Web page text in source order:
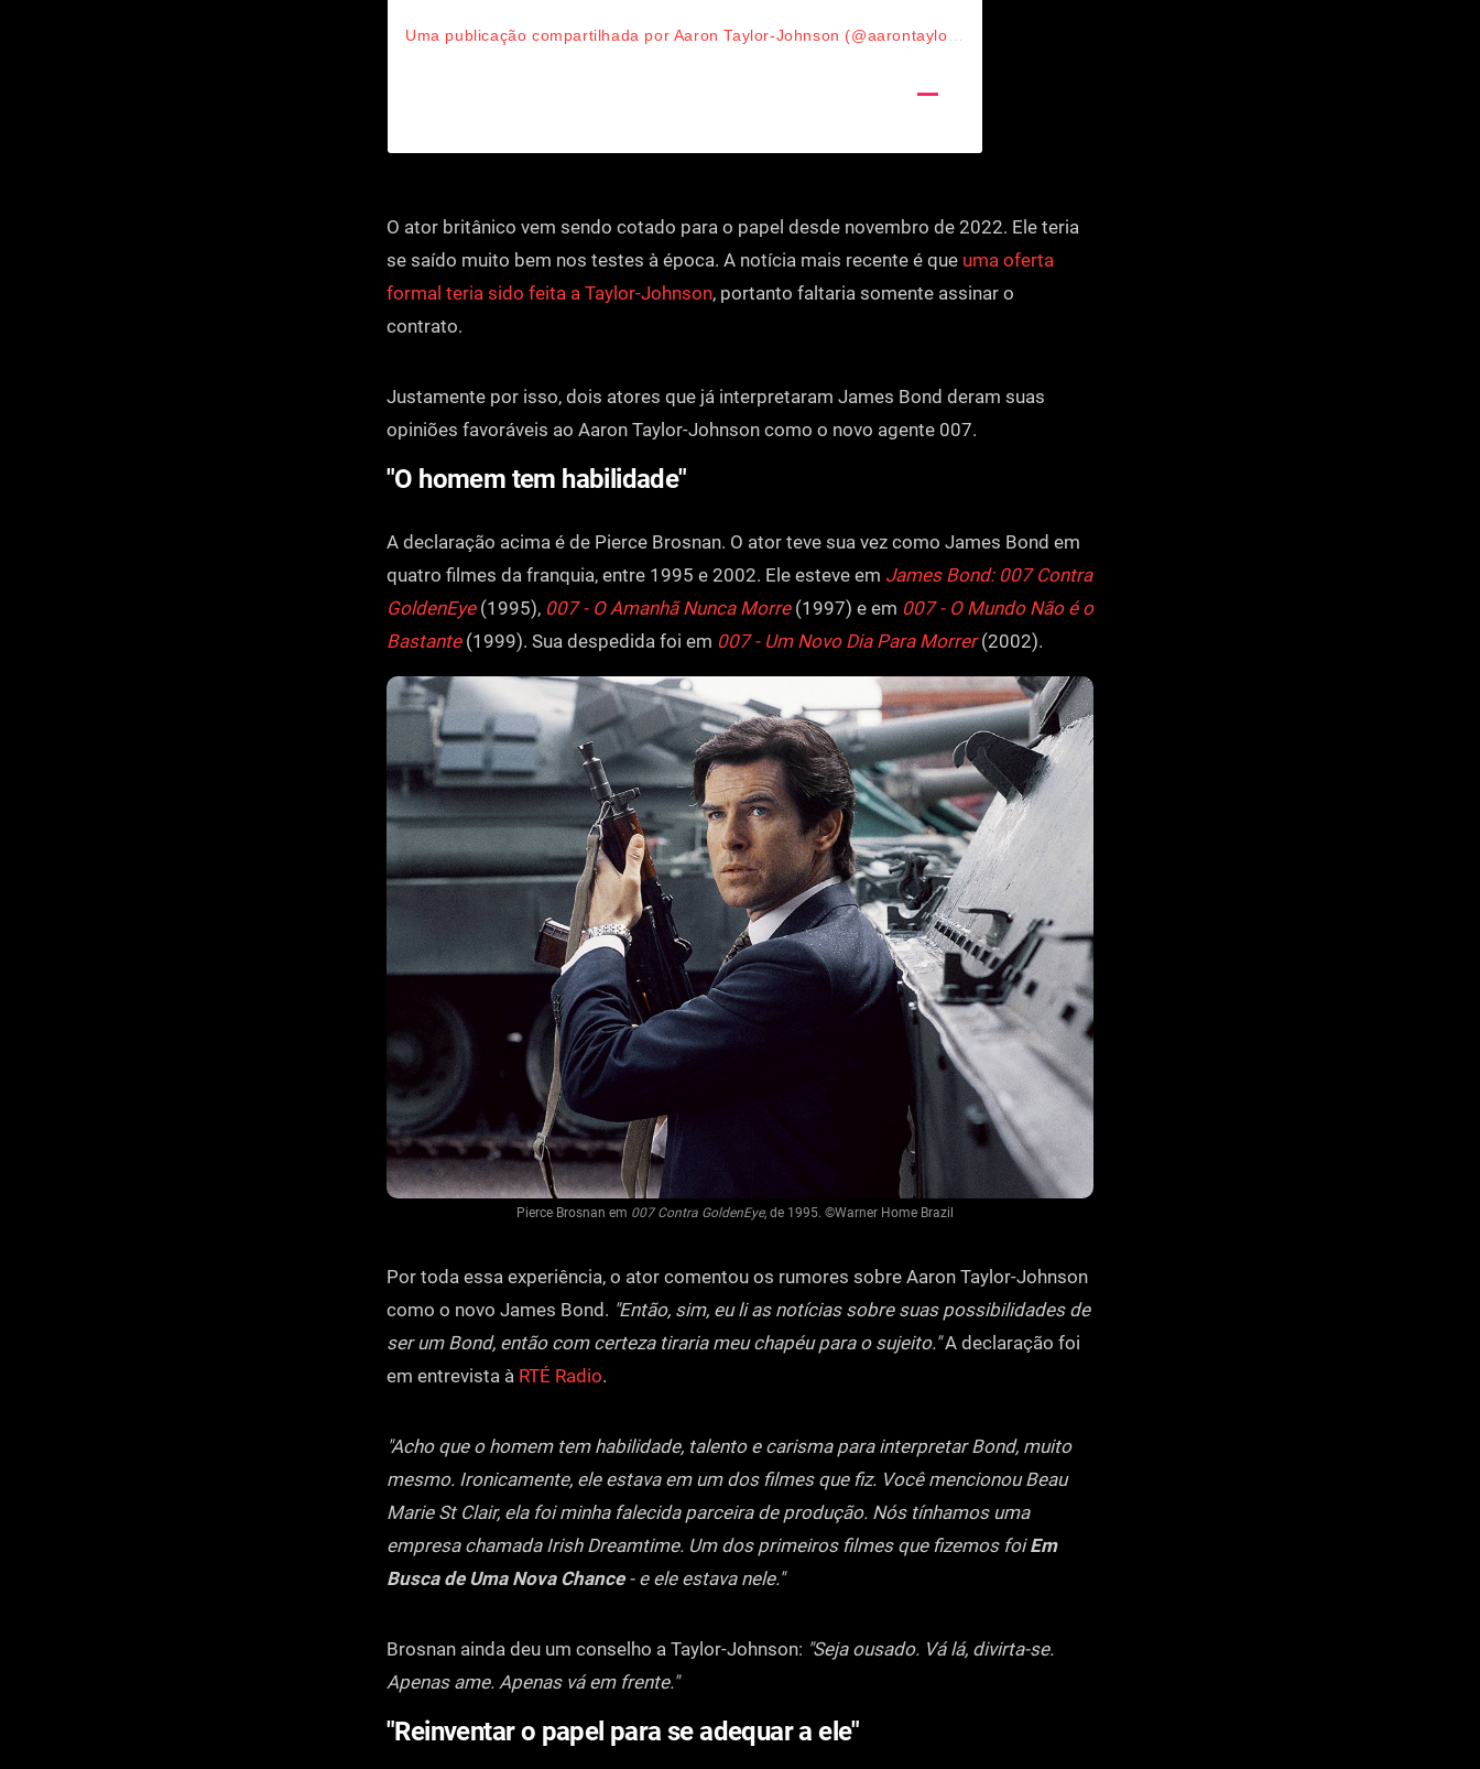
O ator britânico vem sendo cotado para o papel desde novembro de 2022. Ele teria
se saído muito bem nos testes à época. A notícia mais recente é que uma oferta
formal teria sido feita a Taylor-Johnson, portanto faltaria somente assinar o
contrato.
Justamente por isso, dois atores que já interpretaram James Bond deram suas
opiniões favoráveis ao Aaron Taylor-Johnson como o novo agente 007.
"O homem tem habilidade"
A declaração acima é de Pierce Brosnan. O ator teve sua vez como James Bond em
quatro filmes da franquia, entre 1995 e 2002. Ele esteve em James Bond: 007 Contra
GoldenEye(1995), 007 - O Amanhã Nunca Morre(1997) e em 007 - O Mundo Não é o
Bastante(1999). Sua despedida foi em 007 - Um Novo Dia Para Morrer(2002).
Pierce Brosnan em 007 Contra GoldenEye, de 1995. ©Warner Home Brazil
Por toda essa experiência, o ator comentou os rumores sobre Aaron Taylor-Johnson
como o novo James Bond. "Então, sim, eu li as notícias sobre suas possibilidades de
ser um Bond, então com certeza tiraria meu chapéu para o sujeito."A declaração foi
em entrevista à RTÉ Radio.
"Acho que o homem tem habilidade, talento e carisma para interpretar Bond, muito
mesmo. Ironicamente, ele estava em um dos filmes que fiz. Você mencionou Beau
Marie St Clair, ela foi minha falecida parceira de produção. Nós tínhamos uma
empresa chamada Irish Dreamtime. Um dos primeiros filmes que fizemos foiEm
Busca de Uma Nova Chance- e ele estava nele."
Brosnan ainda deu um conselho a Taylor-Johnson: "Seja ousado. Vá lá, divirta-se.
Apenas ame. Apenas vá em frente."
"Reinventar o papel para se adequar a ele"